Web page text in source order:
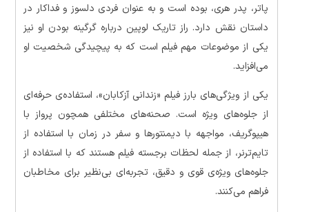
پاتر، پدر هری، بوده است و به عنوان فردی دلسوز و فداکار در
داستان نقش دارد. راز تاریک لوپین درباره گرگینه بودن او نیز
یکی از موضوعات مهم فیلم است که به پیچیدگی شخصیت او
می‌افزاید.
یکی از ویژگی‌های بارز فیلم «زندانی آزکابان»، استفاده‌ی حرفه‌ای
از جلوه‌های ویژه است. صحنه‌های مختلفی همچون پرواز با
هیپوگریف، مواجهه با دیمنتورها و سفر در زمان با استفاده از
تایم‌ترنر، از جمله لحظات برجسته فیلم هستند که با استفاده از
جلوه‌های ویژه‌ی قوی و دقیق، تجربه‌ای بی‌نظیر برای مخاطبان
فراهم می‌کنند.